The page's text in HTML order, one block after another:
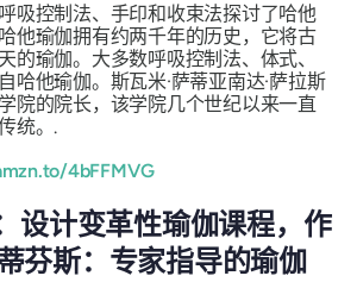
吸控制法、手印和收束法探讨了哈他
他瑜伽拥有约两千年的历史，它将古
的瑜伽。大多数呼吸控制法、体式、
哈他瑜伽。斯瓦米·萨蒂亚南达·萨拉斯
院的院长，该学院几个世纪以来一直
统。.
4bFFMVG
设计变革性瑜伽课程，作
芬斯：专家指导的瑜伽